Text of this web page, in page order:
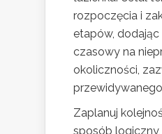
rozpoczęcia i
etapów, dodając
czasowy na
okoliczności,
Zaplanuj
sposób